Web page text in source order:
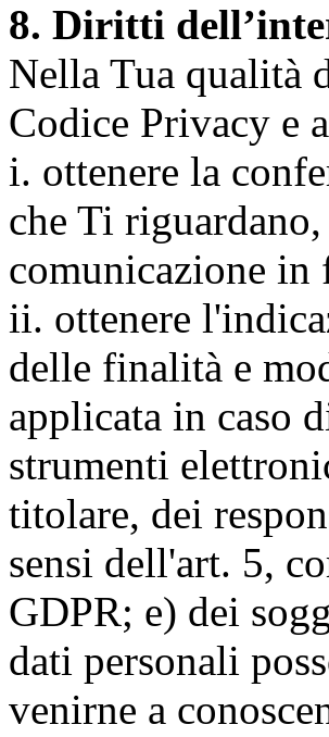
8. Diritti
Nella Tua qualità
Codice Privacy e
i. ottenere la
che Ti
comunicazione
ii. ottenere
delle finalità e
applicata in caso
strumenti
titolare, dei
sensi dell'art. 5,
GDPR; e) dei
dati personali
venirne a